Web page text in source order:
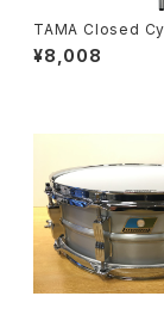
TAMA Closed
der CA45EN
¥8,008